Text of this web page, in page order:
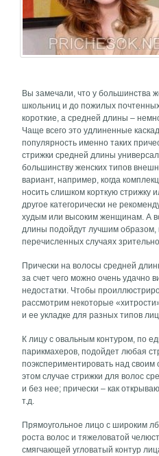
Вы замечали, что у большинства
школьниц и до пожилых
короткие, а средней длины –
Чаще всего это удлиненные
популярность именно таких
стрижки средней длины
большинству женских типов
вариант, например, когда
носить слишком корткую стрижку
другое категорически не
худым или высоким женщинам. А
длины подойдут лучшим образом,
перечисленных случаях
Прически на волосы средней
за счет чего можно очень удачно
недостатки. Чтобы
рассмотрим некоторые
и ее укладке для разных типов
К лицу с овальным контуром, по
парикмахеров, подойдет любая
поэкспериментировать над
этом случае стрижки для волос
и без нее; прически – как
т.д.
Прямоугольное лицо с широким
роста волос и тяжеловатой
смягчающей угловатый контур